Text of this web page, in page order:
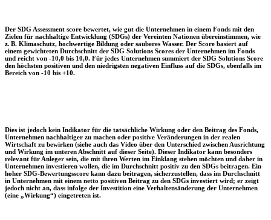
Der SDG Assessment score bewertet, wie gut die Unternehmen in einem Fonds mit den
Zielen für nachhaltige Entwicklung (SDGs) der Vereinten Nationen übereinstimmen, wie
z. B. Klimaschutz, hochwertige Bildung oder sauberes Wasser. Der Score basiert auf
einem gewichteten Durchschnitt der SDG Solutions Scores der Unternehmen im Fonds
und reicht von -10,0 bis 10,0. Für jedes Unternehmen summiert der SDG Solutions Score
den höchsten positiven und den niedrigsten negativen Einfluss auf die SDGs, ebenfalls im
Bereich von -10 bis +10.
Dies ist jedoch kein Indikator für die tatsächliche Wirkung oder den Beitrag des Fonds,
Unternehmen nachhaltiger zu machen oder positive Veränderungen in der realen
Wirtschaft zu bewirken (siehe auch das Video über den Unterschied zwischen Ausrichtung
und Wirkung im unteren Abschnitt auf dieser Seite). Dieser Indikator kann besonders
relevant für Anleger sein, die mit ihren Werten im Einklang stehen möchten und daher in
Unternehmen investieren wollen, die im Durchschnitt positiv zu den SDGs beitragen. Ein
hoher SDG-Bewertungsscore kann dazu beitragen, sicherzustellen, dass im Durchschnitt
in Unternehmen mit einem netto positiven Beitrag zu den SDGs investiert wird; er zeigt
jedoch nicht an, dass infolge der Investition eine Verhaltensänderung der Unternehmen
(eine „Wirkung“) eingetreten ist.